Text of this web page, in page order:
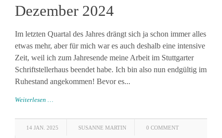
Dezember 2024
Im letzten Quartal des Jahres drängt sich ja schon immer alles
etwas mehr, aber für mich war es auch deshalb eine intensive
Zeit, weil ich zum Jahresende meine Arbeit im Stuttgarter
Schriftstellerhaus beendet habe. Ich bin also nun endgültig im
Ruhestand angekommen! Bevor es...
Weiterlesen …
14 JAN. 2025 SUSANNE MARTIN 0 COMMENT